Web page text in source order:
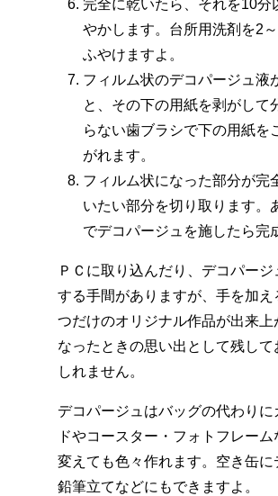
完全に乾いたら、それを10分
やかします。台所用洗剤を2
ふやけますよ。
フィルム状のデコパージュ液
と、その下の用紙を剥がして
らない歯ブラシで下の用紙を
がれます。
フィルム状になった部分が完
いたい部分を切り取ります。
でデコパージュを施したら完
ＰＣに取り込んだり、デコパー
する手間がありますが、手を加え
つだけのオリジナル作品が出来上
なったときの思い出として残して
しれません。
デコパージュはバッグの代わり
ドやコースター・フォトフレー
変えても色々作れます。空き缶に
鉛筆立てなどにもできますよ。